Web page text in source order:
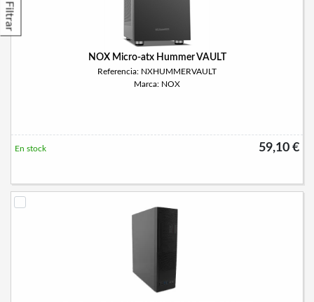
Filtrar
NOX Micro-atx Hummer VAULT
Referencia: NXHUMMERVAULT
Marca: NOX
59,10 €
En stock